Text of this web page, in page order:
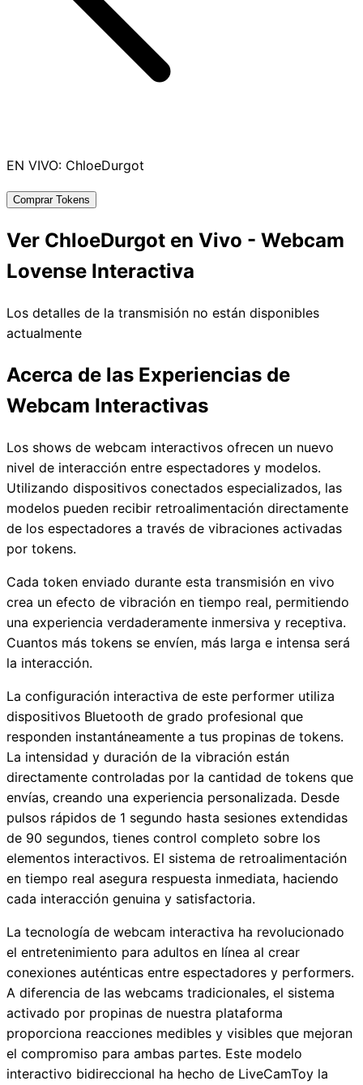
EN VIVO: ChloeDurgot
Comprar Tokens
Ver ChloeDurgot en Vivo - Webcam
Lovense Interactiva
Los detalles de la transmisión no están disponibles
actualmente
Acerca de las Experiencias de
Webcam Interactivas
Los shows de webcam interactivos ofrecen un nuevo
nivel de interacción entre espectadores y modelos.
Utilizando dispositivos conectados especializados, las
modelos pueden recibir retroalimentación directamente
de los espectadores a través de vibraciones activadas
por tokens.
Cada token enviado durante esta transmisión en vivo
crea un efecto de vibración en tiempo real, permitiendo
una experiencia verdaderamente inmersiva y receptiva.
Cuantos más tokens se envíen, más larga e intensa será
la interacción.
La configuración interactiva de este performer utiliza
dispositivos Bluetooth de grado profesional que
responden instantáneamente a tus propinas de tokens.
La intensidad y duración de la vibración están
directamente controladas por la cantidad de tokens que
envías, creando una experiencia personalizada. Desde
pulsos rápidos de 1 segundo hasta sesiones extendidas
de 90 segundos, tienes control completo sobre los
elementos interactivos. El sistema de retroalimentación
en tiempo real asegura respuesta inmediata, haciendo
cada interacción genuina y satisfactoria.
La tecnología de webcam interactiva ha revolucionado
el entretenimiento para adultos en línea al crear
conexiones auténticas entre espectadores y performers.
A diferencia de las webcams tradicionales, el sistema
activado por propinas de nuestra plataforma
proporciona reacciones medibles y visibles que mejoran
el compromiso para ambas partes. Este modelo
interactivo bidireccional ha hecho de LiveCamToy la